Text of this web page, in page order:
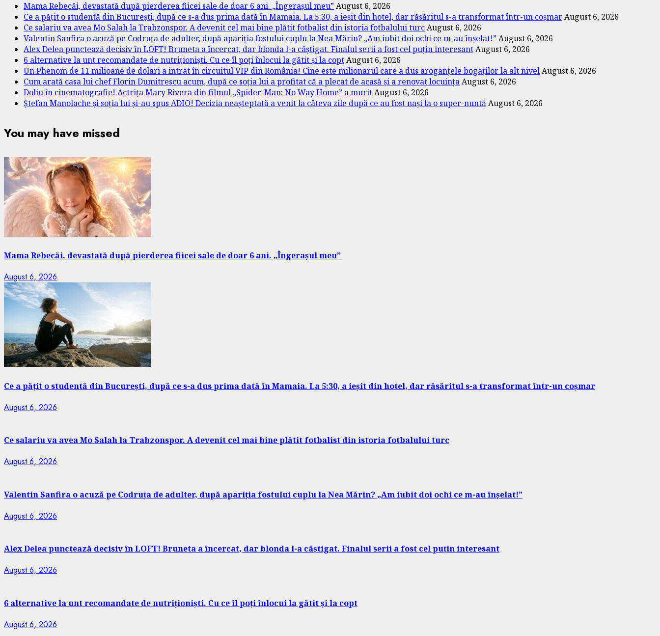
Mama Rebecăi, devastată după pierderea fiicei sale de doar 6 ani. „Îngerașul meu”August 6, 2026
Ce a pățit o studentă din București, după ce s-a dus prima dată în Mamaia. La 5:30, a ieșit din hotel, dar răsăritul s-a transformat într-un coșmarAugust 6, 2026
Ce salariu va avea Mo Salah la Trabzonspor. A devenit cel mai bine plătit fotbalist din istoria fotbalului turcAugust 6, 2026
Valentin Sanfira o acuză pe Codruța de adulter, după apariția fostului cuplu la Nea Mărin? „Am iubit doi ochi ce m-au înșelat!”August 6, 2026
Alex Delea punctează decisiv în LOFT! Bruneta a încercat, dar blonda l-a câștigat. Finalul serii a fost cel puțin interesantAugust 6, 2026
6 alternative la unt recomandate de nutriționiști. Cu ce îl poți înlocui la gătit și la coptAugust 6, 2026
Un Phenom de 11 milioane de dolari a intrat în circuitul VIP din România! Cine este milionarul care a dus aroganțele bogaților la alt nivelAugust 6, 2026
Cum arată casa lui chef Florin Dumitrescu acum, după ce soția lui a profitat că a plecat de acasă și a renovat locuințaAugust 6, 2026
Doliu în cinematografie! Actrița Mary Rivera din filmul „Spider-Man: No Way Home” a muritAugust 6, 2026
Ștefan Manolache și soția lui și-au spus ADIO! Decizia neașteptată a venit la câteva zile după ce au fost nași la o super-nuntăAugust 6, 2026
You may have missed
Mama Rebecăi, devastată după pierderea fiicei sale de doar 6 ani. „Îngerașul meu”
August 6, 2026
Ce a pățit o studentă din București, după ce s-a dus prima dată în Mamaia. La 5:30, a ieșit din hotel, dar răsăritul s-a transformat într-un coșmar
August 6, 2026
Ce salariu va avea Mo Salah la Trabzonspor. A devenit cel mai bine plătit fotbalist din istoria fotbalului turc
August 6, 2026
Valentin Sanfira o acuză pe Codruța de adulter, după apariția fostului cuplu la Nea Mărin? „Am iubit doi ochi ce m-au înșelat!”
August 6, 2026
Alex Delea punctează decisiv în LOFT! Bruneta a încercat, dar blonda l-a câștigat. Finalul serii a fost cel puțin interesant
August 6, 2026
6 alternative la unt recomandate de nutriționiști. Cu ce îl poți înlocui la gătit și la copt
August 6, 2026